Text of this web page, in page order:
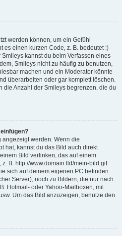
werden können, um ein Gefühl
es einen kurzen Code, z. B. bedeutet :)
kannst du beim Verfassen eines
Smileys nicht zu häufig zu benutzen,
machen und ein Moderator könnte
überarbeiten oder gar komplett löschen.
die Anzahl der Smileys begrenzen, die du
werden. Wenn die
hat, kannst du das Bild auch direkt
Bild verlinken, das auf einem
B. http://www.domain.tld/mein-bild.gif.
sich auf deinem eigenen PC befinden
Server), noch zu Bildern, die nur nach
Hotmail- oder Yahoo-Mailboxen, mit
Um das Bild anzuzeigen, benutze den